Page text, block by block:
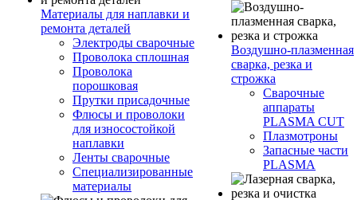
Материалы для наплавки и
ремонта деталей
Электроды сварочные
Проволока сплошная
Проволока
порошковая
Прутки присадочные
Флюсы и проволоки
для износостойкой
наплавки
Ленты сварочные
Специализированные
материалы
Воздушно-плазменная
сварка, резка и
строжка
Сварочные
аппараты
PLASMA CUT
Плазмотроны
Запасные части
PLASMA